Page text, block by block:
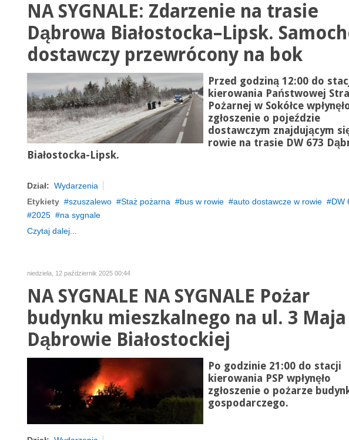
NA SYGNALE: Zdarzenie na trasie
Dąbrowa Białostocka–Lipsk.
dostawczy przewrócony na bok
Przed godziną 12:00 do
kierowania Państwowej
Pożarnej w Sokółce
zgłoszenie o pojeździe
dostawczym znajdującym
rowie na trasie DW 673
Białostocka-Lipsk.
Dział: Wydarzenia
Etykiety
szuszalewo Staż pożarna bus w rowie auto dostawcze w rowie
DW
2025
na sygnale
Czytaj dalej...
niedziela, 12 październik 2025 00:44
NA SYGNALE NA SYGNALE Pożar
budynku mieszkalnego na ul. 3
Dąbrowie Białostockiej
Po godzinie 21:00 do stacji
kierowania PSP wpłynęło
zgłoszenie o pożarze
gospodarczego.